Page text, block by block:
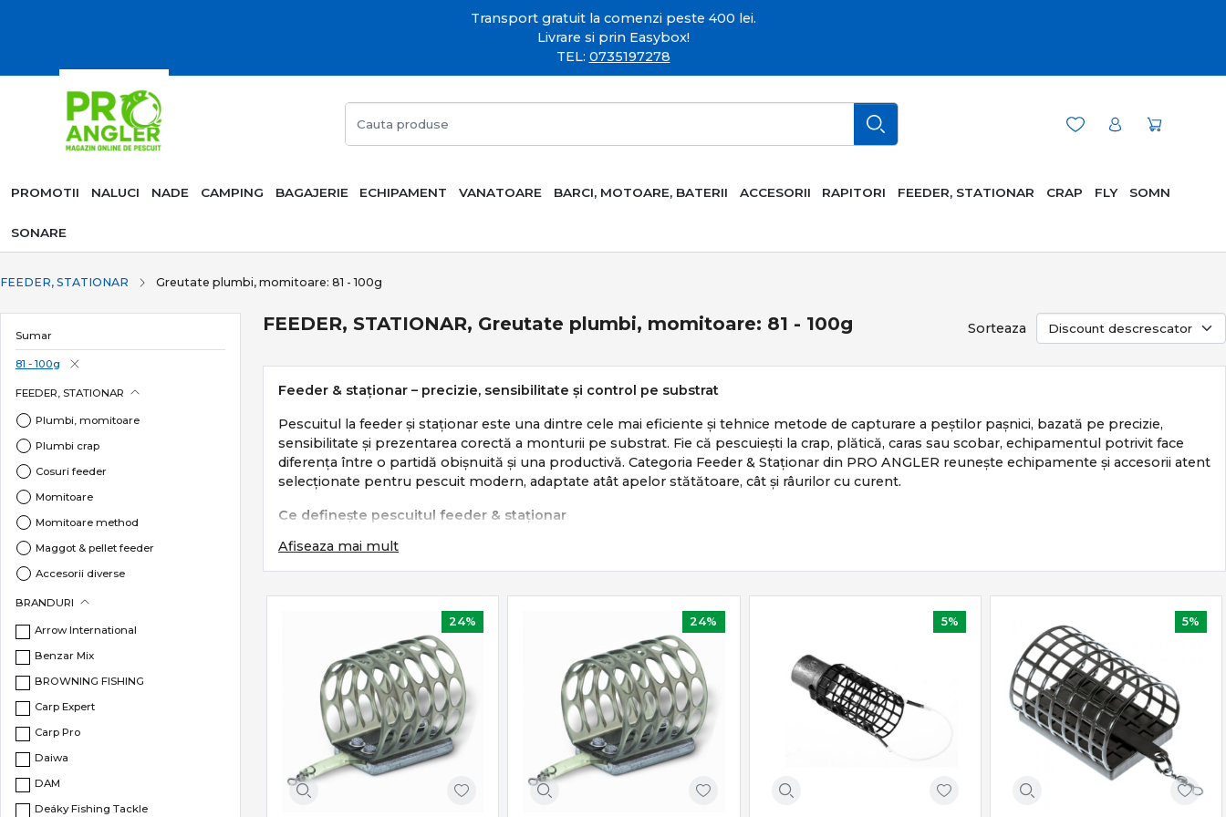
Transport gratuit la comenzi peste 400 lei.
Livrare si prin Easybox!
TEL: 0735197278
PROMOTII NALUCI NADE CAMPING BAGAJERIE ECHIPAMENT VANATOARE BARCI, MOTOARE, BATERII ACCESORII RAPITORI FEEDER, STATIONAR CRAP FLY SOMN
SONARE
FEEDER, STATIONAR Greutate plumbi, momitoare: 81 - 100g
Sumar
81 - 100g
FEEDER, STATIONAR
Plumbi, momitoare
Plumbi crap
Cosuri feeder
Momitoare
Momitoare method
Maggot & pellet feeder
Accesorii diverse
BRANDURI
Arrow International
Benzar Mix
BROWNING FISHING
Carp Expert
Carp Pro
Daiwa
DAM
Deáky Fishing Tackle
FEEDER, STATIONAR, Greutate plumbi, momitoare: 81 - 100g Sorteaza
Feeder & staționar – precizie, sensibilitate și control pe substrat
Pescuitul la feeder și staționar este una dintre cele mai eficiente și tehnice metode de capturare a peștilor pașnici, bazată pe precizie,
sensibilitate și prezentarea corectă a monturii pe substrat. Fie că pescuiești la crap, plătică, caras sau scobar, echipamentul potrivit face
diferența între o partidă obișnuită și una productivă. Categoria Feeder & Staționar din PRO ANGLER reunește echipamente și accesorii atent
selecționate pentru pescuit modern, adaptate atât apelor stătătoare, cât și râurilor cu curent.
Ce definește pescuitul feeder & staționar
Acest stil de pescuit se bazează pe:
sensibilitate maximă la trăsături fine
control total al monturii pe fundul apei
adaptare rapidă la pești apatici sau activi
Este un pescuit tehnic, eficient și extrem de versatil.
Subcategorii esențiale feeder & staționar
CategoriaFeeder & Staționar include o gamă completă de echipamente:
Lansete feeder & staționar
– sensibilitate și putere echilibrată
Mulinete feeder
– frânare precisă și recuperare constantă
Afiseaza mai mult
24% 24% 5% 5%